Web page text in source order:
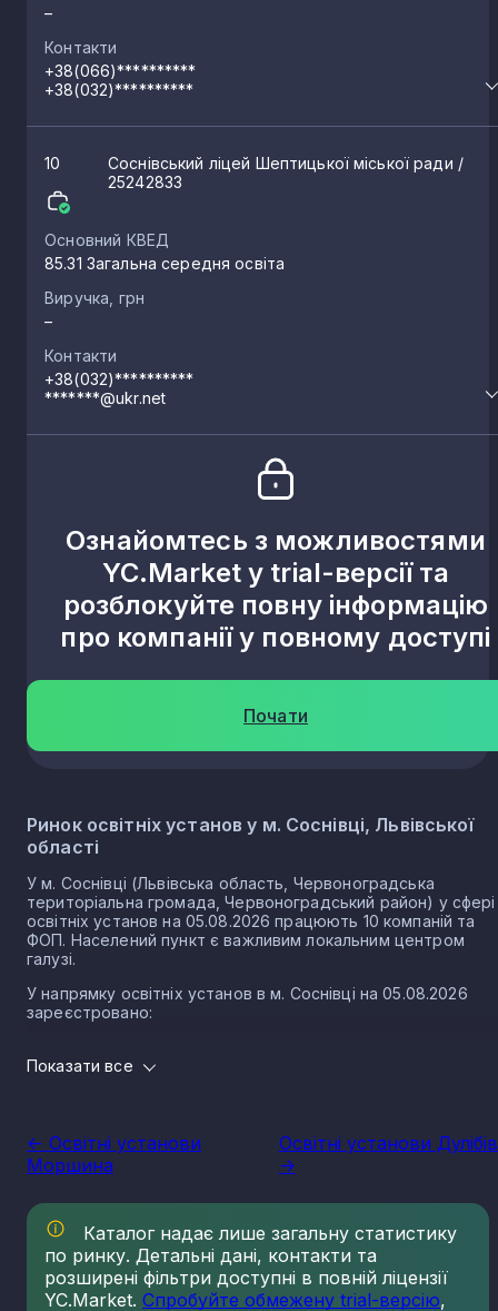
–
Контакти
+38(066)**********
+38(032)**********
10 Соснівський ліцей Шептицької міської ради /
25242833
Основний КВЕД
85.31 Загальна середня освіта
Виручка, грн
–
Контакти
+38(032)**********
*******@ukr.net
Ознайомтесь з можливостями
YC.Market у trial-версії та
розблокуйте повну інформацію
про компанії у повному доступі
Почати
Ринок освітніх установ у м. Соснівці, Львівської
області
У м. Соснівці (Львівська область, Червоноградська
територіальна громада, Червоноградський район) у сфері
освітніх установ на 05.08.2026 працюють 10 компаній та
ФОП. Населений пункт є важливим локальним центром
галузі.
У напрямку освітніх установ в м. Соснівці на 05.08.2026
зареєстровано:
3 ФОП
суспільства, формує основу для подальшого розвитку.
Доступність освіти та її рівень впливають на якість життя,
держави та суспільства, дозволяють покращити
показники, та окреслюють вектори подальшого руху
суспільства.
Не дивлячись на дуже складні умови, освітній процес в
Україні продовжується, і навіть зазнає трансформацій та
Показати все
<- Освітні установи
Моршина
Освітні установи Дулібів
->
Каталог надає лише загальну статистику
по ринку. Детальні дані, контакти та
розширені фільтри доступні в повній ліцензії
YC.Market. Спробуйте обмежену trial-версію,